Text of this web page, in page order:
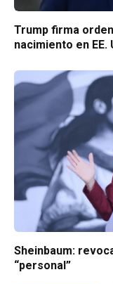
Trump firma
nacimiento en EE.
Sheinbaum:
“personal”